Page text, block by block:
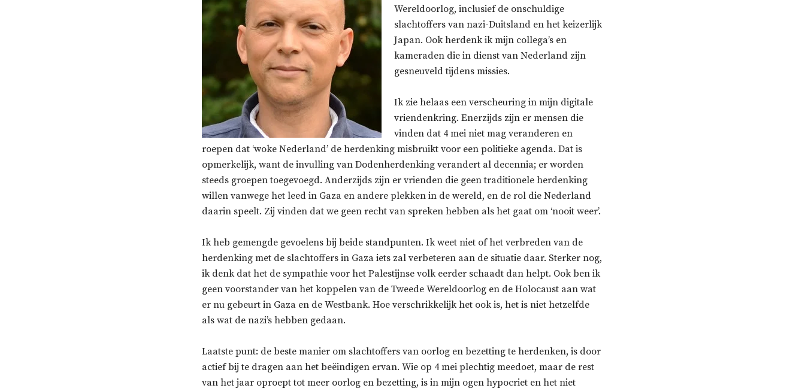
Wereldoorlog, inclusief de onschuldige
slachtoffers van nazi-Duitsland en het keizerlijk
Japan. Ook herdenk ik mijn collega’s en
kameraden die in dienst van Nederland zijn
gesneuveld tijdens missies.
Ik zie helaas een verscheuring in mijn digitale
vriendenkring. Enerzijds zijn er mensen die
vinden dat 4 mei niet mag veranderen en
roepen dat ‘woke Nederland’ de herdenking misbruikt voor een politieke agenda. Dat is
opmerkelijk, want de invulling van Dodenherdenking verandert al decennia; er worden
steeds groepen toegevoegd. Anderzijds zijn er vrienden die geen traditionele herdenking
willen vanwege het leed in Gaza en andere plekken in de wereld, en de rol die Nederland
daarin speelt. Zij vinden dat we geen recht van spreken hebben als het gaat om ‘nooit weer’.
Ik heb gemengde gevoelens bij beide standpunten. Ik weet niet of het verbreden van de
herdenking met de slachtoffers in Gaza iets zal verbeteren aan de situatie daar. Sterker nog,
ik denk dat het de sympathie voor het Palestijnse volk eerder schaadt dan helpt. Ook ben ik
geen voorstander van het koppelen van de Tweede Wereldoorlog en de Holocaust aan wat
er nu gebeurt in Gaza en de Westbank. Hoe verschrikkelijk het ook is, het is niet hetzelfde
als wat de nazi’s hebben gedaan.
Laatste punt: de beste manier om slachtoffers van oorlog en bezetting te herdenken, is door
actief bij te dragen aan het beëindigen ervan. Wie op 4 mei plechtig meedoet, maar de rest
van het jaar oproept tot meer oorlog en bezetting, is in mijn ogen hypocriet en het niet